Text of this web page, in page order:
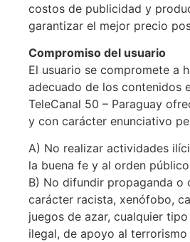
costos de publicidad y
garantizar el mejor precio
Compromiso del usuario
El usuario se compromete a
adecuado de los contenidos
TeleCanal 50 – Paraguay
y con carácter enunciativo
A) No realizar actividades
la buena fe y al orden
B) No difundir propaganda o
carácter racista, xenófobo,
juegos de azar, cualquier
ilegal, de apoyo al